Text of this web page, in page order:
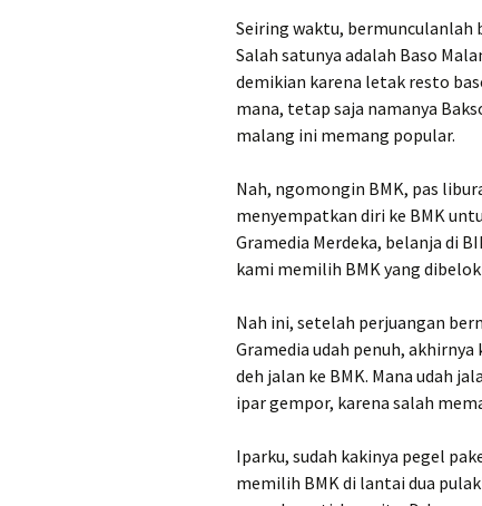
Seiring waktu, bermunculanlah
Salah satunya adalah Baso
demikian karena letak resto
mana, tetap saja namanya
malang ini memang popular.
Nah, ngomongin BMK, pas
menyempatkan diri ke BMK
Gramedia Merdeka, belanja di
kami memilih BMK yang
Nah ini, setelah perjuangan
Gramedia udah penuh,
deh jalan ke BMK. Mana udah
ipar gempor, karena salah
Iparku, sudah kakinya pegel
memilih BMK di lantai dua